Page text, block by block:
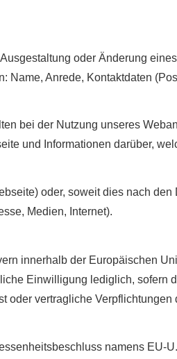
oder Änderung
Anrede, Kontaktdaten
bei der Nutzung unseres
und Informationen darüber,
oder, soweit dies nach
Medien, Internet).
innerhalb der Europäischen
Einwilligung lediglich, sofern
oder vertragliche Verpflichtungen
namens EU-